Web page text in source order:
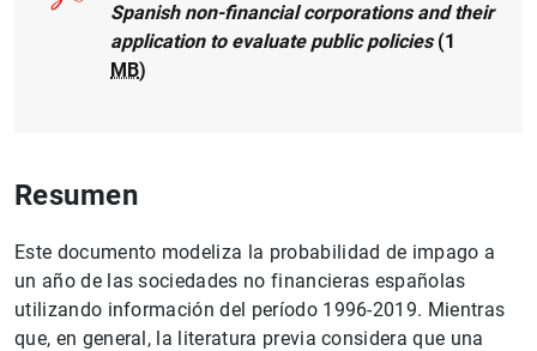
Spanish non-financial corporations and their
application to evaluate public policies(1
MB)
Resumen
Este documento modeliza la probabilidad de impago a
un año de las sociedades no financieras españolas
utilizando información del período 1996-2019. Mientras
que, en general, la literatura previa considera que una